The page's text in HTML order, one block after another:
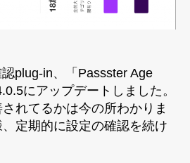
plug-in、「Passster Age
にアップデートしました。
れてるかは今の所わかりま
定期的に設定の確認を続け